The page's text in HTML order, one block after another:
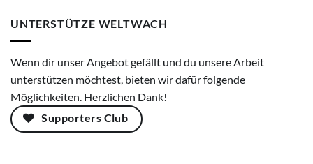
UNTERSTÜTZE WELTWACH
Wenn dir unser Angebot gefällt und du unsere Arbeit
unterstützen möchtest, bieten wir dafür folgende
Möglichkeiten. Herzlichen Dank!
Supporters Club